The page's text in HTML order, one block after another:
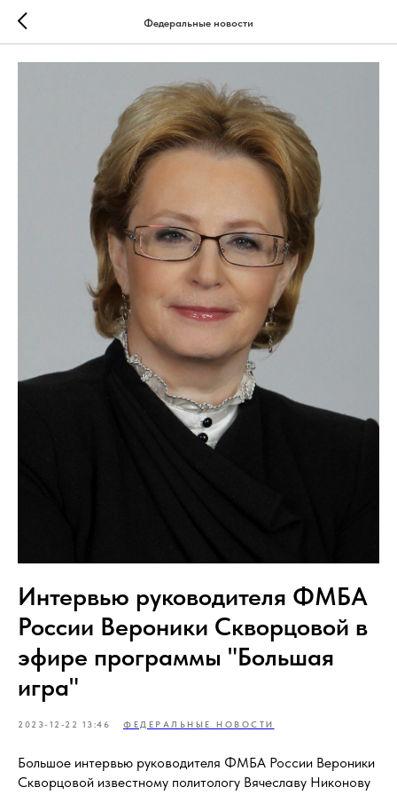
Федеральные новости
Интервью руководителя ФМБА
России Вероники Скворцовой в
эфире программы "Большая
игра"
2023-12-22 13:46 ФЕДЕРАЛЬНЫЕ НОВОСТИ
Большое интервью руководителя ФМБА России Вероники
Скворцовой известному политологу Вячеславу Никонову